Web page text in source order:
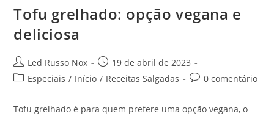
Tofu grelhado: opção vegana e
deliciosa
Led Russo Nox
19 de abril de 2023
Especiais / Início / Receitas Salgadas 0 comentário
Tofu grelhado é para quem prefere uma opção vegana, o